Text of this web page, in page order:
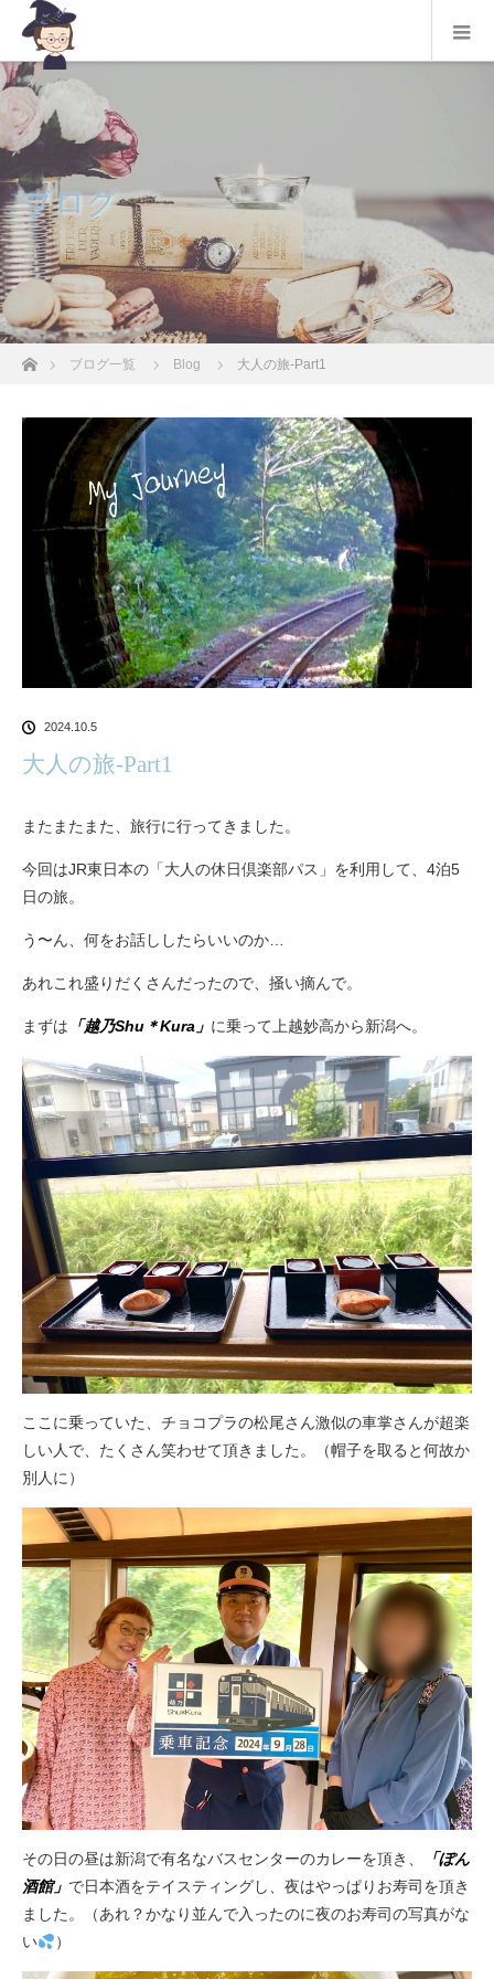
ブログ
ホームブログ一覧 Blog 大人の旅-Part1
2024.10.5
大人の旅-Part1
またまたまた、旅行に行ってきました。
今回はJR東日本の「大人の休日倶楽部パス」を利用して、4泊5
日の旅。
う〜ん、何をお話ししたらいいのか…
あれこれ盛りだくさんだったので、掻い摘んで。
まずは 「越乃Shu＊Kura」 に乗って上越妙高から新潟へ。
ここに乗っていた、チョコプラの松尾さん激似の車掌さんが超楽
しい人で、たくさん笑わせて頂きました。（帽子を取ると何故か
別人に）
その日の昼は新潟で有名なバスセンターのカレーを頂き、
「ぽん
酒館」 で日本酒をテイスティングし、夜はやっぱりお寿司を頂き
ました。（あれ？かなり並んで入ったのに夜のお寿司の写真がな
い
）